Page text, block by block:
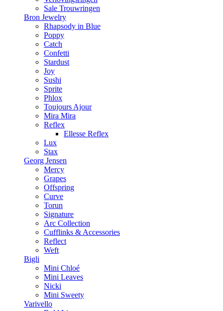
Sale Trouwringen
Bron Jewelry
Rhapsody in Blue
Poppy
Catch
Confetti
Stardust
Joy
Sushi
Sprite
Phlox
Toujours Ajour
Mira Mira
Reflex
Ellesse Reflex
Lux
Stax
Georg Jensen
Mercy
Grapes
Offspring
Curve
Torun
Signature
Arc Collection
Cufflinks & Accessories
Reflect
Weft
Bigli
Mini Chloé
Mini Leaves
Nicki
Mini Sweety
Varivello